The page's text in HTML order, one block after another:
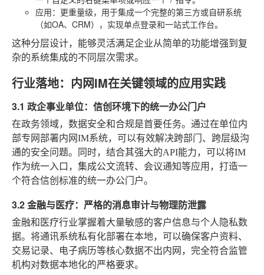
应用：更重量级，用于集成一个完整的第三方或自研系统
（如OA、CRM），实现单点登录和一站式工作台。
这种分层设计，能够灵活满足企业从简单的功能增强到复
杂的系统集成的不同层次需求。
行业落地：内网IM在关键领域的应用实践
3.1 政企事业单位：信创环境下的统一办公门户
在政务领域，数据安全和合规是首要任务。通过在单位内
部专网部署内网IM系统，可以有效解决跨部门、跨层级沟
通的安全问题。同时，结合其强大的API能力，可以将IM
作为统一入口，集成公文流转、会议通知等应用，打造一
个符合信创标准的统一办公门户。
3.2 金融与医疗：严格的消息审计与物理防泄露
金融和医疗行业掌握着大量敏感的客户信息与个人隐私数
据。将通讯系统私有化部署在本地，可以确保客户资料、
交易记录、电子病历等核心数据不出内网，完全符合监管
机构对数据本地化的严格要求。